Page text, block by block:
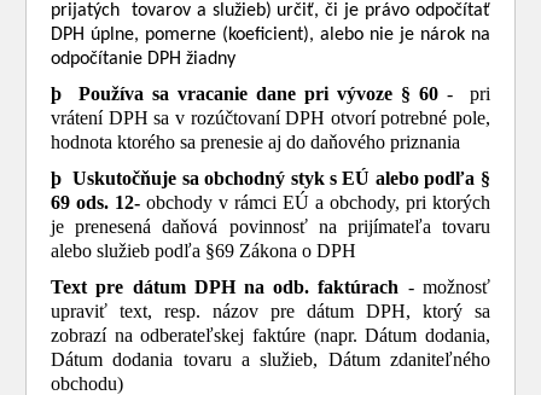
prijatých tovarov a služieb) určiť, či je právo odpočítať
DPH úplne, pomerne (koeficient), alebo nie je nárok na
odpočítanie DPH žiadny
þ Používa sa vracanie dane pri vývoze § 60 - pri
vrátení DPH sa v rozúčtovaní DPH otvorí potrebné pole,
hodnota ktorého sa prenesie aj do daňového priznania
þ Uskutočňuje sa obchodný styk s EÚ alebo podľa §
69 ods. 12-obchody v rámci EÚ a obchody, pri ktorých
je prenesená daňová povinnosť na prijímateľa tovaru
alebo služieb podľa §69 Zákona o DPH
Text pre dátum DPH na odb. faktúrach - možnosť
upraviť text, resp. názov pre dátum DPH, ktorý sa
zobrazí na odberateľskej faktúre (napr. Dátum dodania,
Dátum dodania tovaru a služieb, Dátum zdaniteľného
obchodu)